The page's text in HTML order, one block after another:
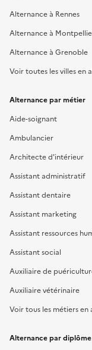
Alternance à Rennes
Alternance à
Alternance à Grenoble
Voir toutes les villes en
Alternance par métier
Aide-soignant
Ambulancier
Architecte d'intérieur
Assistant administratif
Assistant dentaire
Assistant marketing
Assistant ressources
Assistant social
Auxiliaire de
Auxiliaire vétérinaire
Voir tous les métiers en
Alternance par diplôme